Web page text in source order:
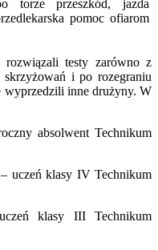
torze przeszkód, jazda
pomoc ofiarom
rozwiązali testy zarówno z
i po rozegraniu
wyprzedzili inne drużyny. W
absolwent Technikum
uczeń klasy IV Technikum
klasy III Technikum